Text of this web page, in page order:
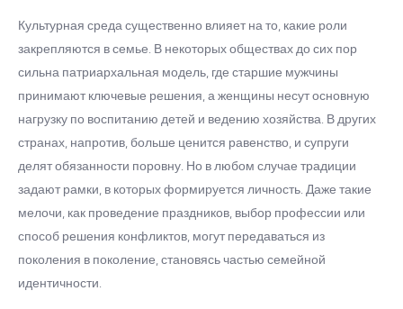
Культурная среда существенно влияет на то, какие роли
закрепляются в семье. В некоторых обществах до сих пор
сильна патриархальная модель, где старшие мужчины
принимают ключевые решения, а женщины несут основную
нагрузку по воспитанию детей и ведению хозяйства. В других
странах, напротив, больше ценится равенство, и супруги
делят обязанности поровну. Но в любом случае традиции
задают рамки, в которых формируется личность. Даже такие
мелочи, как проведение праздников, выбор профессии или
способ решения конфликтов, могут передаваться из
поколения в поколение, становясь частью семейной
идентичности.